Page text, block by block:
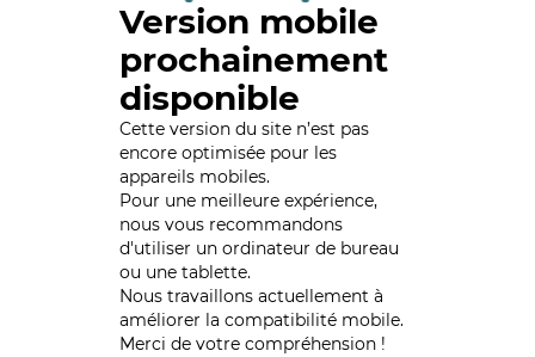
Version mobile
prochainement
disponible
Cette version du site n’est pas
encore optimisée pour les
appareils mobiles.
Pour une meilleure expérience,
nous vous recommandons
d'utiliser un ordinateur de bureau
ou une tablette.
Nous travaillons actuellement à
améliorer la compatibilité mobile.
Merci de votre compréhension !